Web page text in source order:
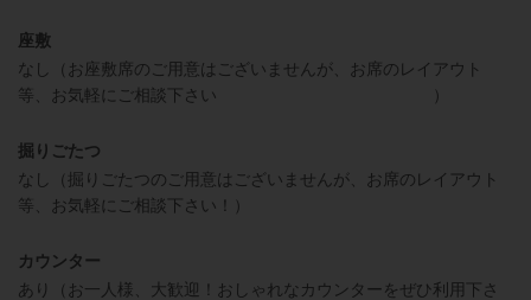
座敷
なし（お座敷席のご用意はございませんが、お席のレイアウト
等、お気軽にご相談下さい ）
掘りごたつ
なし（掘りごたつのご用意はございませんが、お席のレイアウト
等、お気軽にご相談下さい！）
カウンター
あり（お一人様、大歓迎！おしゃれなカウンターをぜひ利用下さ